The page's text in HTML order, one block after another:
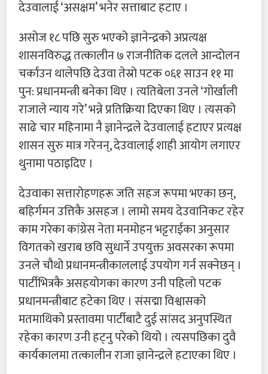
देउवालाई ‘असक्षम’ भनेर सत्ताबाट हटाए ।
असोज १८ पछि सुरु भएको ज्ञानेन्द्रको अप्रत्यक्ष
शासनविरुद्ध तत्कालीन ७ राजनीतिक दलले आन्दोलन
चर्काउन थालेपछि देउवा तेस्रो पटक ०६१ साउन ११ मा
पुन: प्रधानमन्त्री बनेका थिए । त्यतिबेला उनले ‘गोर्खाली
राजाले न्याय गरे’ भन्ने प्रतिक्रिया दिएका थिए । त्यसको
साढे चार महिनामा नै ज्ञानेन्द्रले देउवालाई हटाएर प्रत्यक्ष
शासन सुरु मात्र गरेनन्, देउवालाई शाही आयोग लगाएर
थुनामा पठाइदिए ।
देउवाका सत्तारोहणहरू जति सहज रूपमा भएका छन्,
बहिर्गमन उत्तिकै असहज । लामो समय देउवानिकट रहेर
काम गरेका कांग्रेस नेता मनमोहन भट्टराईका अनुसार
विगतको खराब छवि सुधार्ने उपयुक्त अवसरका रूपमा
उनले चौथो प्रधानमन्त्रीकाललाई उपयोग गर्न सक्नेछन् ।
पार्टीभित्रकै असहयोगका कारण उनी पहिलो पटक
प्रधानमन्त्रीबाट हटेका थिए । संसद्मा विश्वासको
मतमाथिको प्रस्तावमा पार्टीबाटै दुई सांसद अनुपस्थित
रहेका कारण उनी हट्नु परेको थियो । त्यसपछिका दुवै
कार्यकालमा तत्कालीन राजा ज्ञानेन्द्रले हटाएका थिए ।